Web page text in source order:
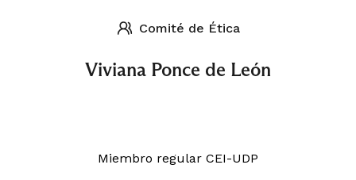
Comité de Ética
Viviana Ponce de León
Miembro regular CEI-UDP